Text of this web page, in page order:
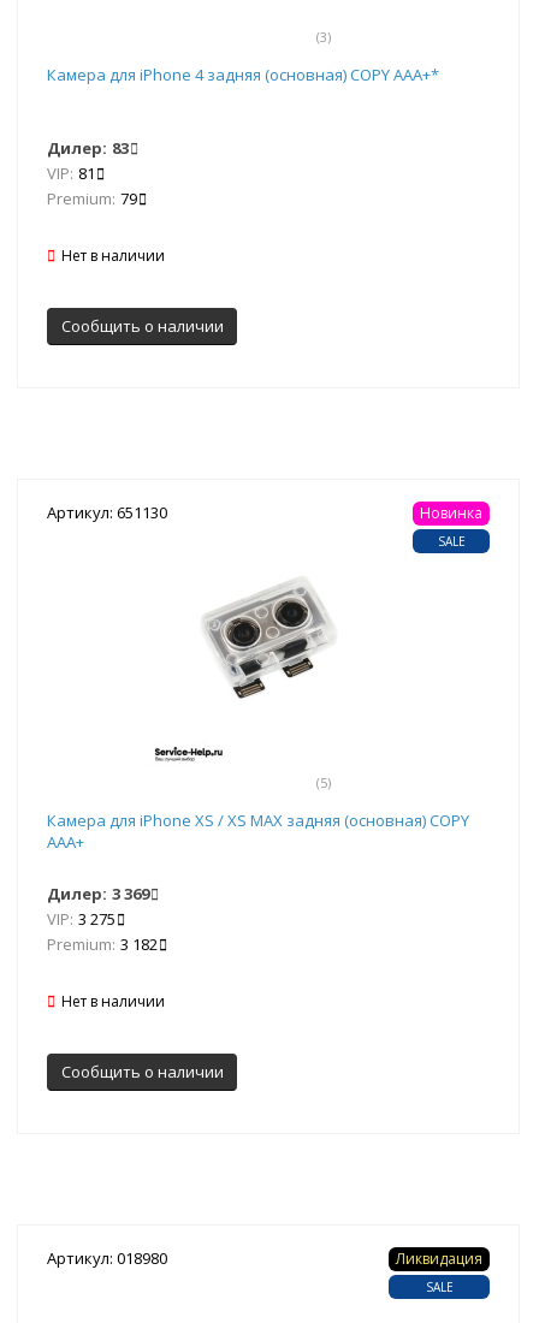
(3)
Камера для iPhone 4 задняя (основная) COPY ААА+*
Дилер: 83
VIP: 81
Premium: 79
Нет в наличии
Сообщить о наличии
Артикул: 651130
(5)
Новинка
SALE
Камера для iPhone XS / XS MAX задняя (основная) COPY
ААА+
Дилер: 3 369
VIP: 3 275
Premium: 3 182
Нет в наличии
Сообщить о наличии
Артикул: 018980 Ликвидация
SALE